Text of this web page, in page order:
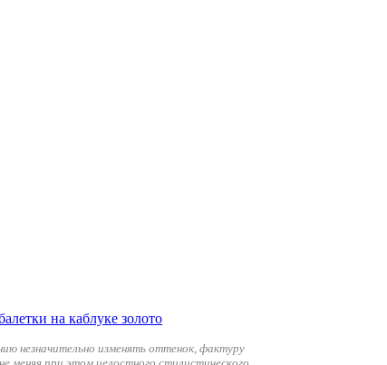
незначительно изменять оттенок, фактуру